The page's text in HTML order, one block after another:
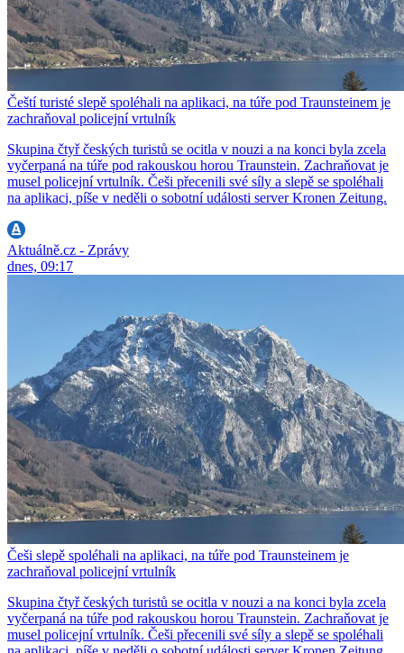
Čeští turisté slepě spoléhali na aplikaci, na túře pod Traunsteinem je
zachraňoval policejní vrtulník
Skupina čtyř českých turistů se ocitla v nouzi a na konci byla zcela
vyčerpaná na túře pod rakouskou horou Traunstein. Zachraňovat je
musel policejní vrtulník. Češi přecenili své síly a slepě se spoléhali
na aplikaci, píše v neděli o sobotní události server Kronen Zeitung.
Aktuálně.cz - Zprávy
dnes, 09:17
Češi slepě spoléhali na aplikaci, na túře pod Traunsteinem je
zachraňoval policejní vrtulník
Skupina čtyř českých turistů se ocitla v nouzi a na konci byla zcela
vyčerpaná na túře pod rakouskou horou Traunstein. Zachraňovat je
musel policejní vrtulník. Češi přecenili své síly a slepě se spoléhali